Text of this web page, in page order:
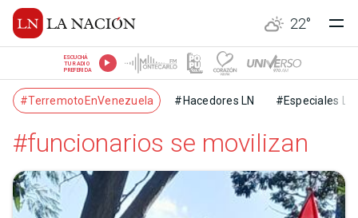
22°
ESCUCHÁ
TU RADIO
PREFERIDA
#TerremotoEnVenezuela #Hacedores LN #Especiales LN
#funcionarios se movilizan